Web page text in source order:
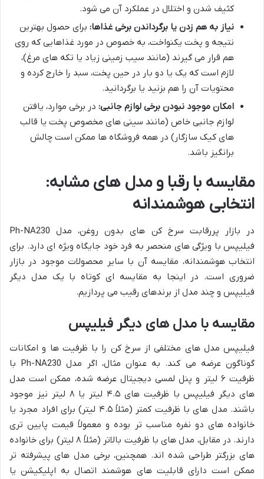
کثیف شدن و اختلال در عملکرد آن می شود.
نیاز به هم زدن یا برگرداندن برخی غذاها: برای حصول بهترین
نتیجه و پخت یکنواخت، به خصوص در مورد غذاهایی که روی
هم قرار می گیرند (مانند سیب زمینی زیاد یا تکه های مرغ)،
لازم است که یک یا دو بار در حین پخت، سبد را خارج کرده و
محتویات آن را هم بزنید یا برگردانید.
امکان موجود نبودن برخی لوازم جانبی: در برخی موارد، یافتن
لوازم جانبی خاص (مانند سینی های مخصوص پخت یا قالب
های کیک سازگار) در همه فروشگاه ها ممکن است چالش
برانگیز باشد.
مقایسه با رقبا و مدل های مشابه:
انتخابی هوشمندانه
در بازار پررقابت سرخ کن های بدون روغن، مدل Ph-NA230
فیلیپس با ویژگی های منحصر به فرد خود جایگاه ویژه ای دارد. برای
انتخاب هوشمندانه، مقایسه آن با سایر محصولات موجود در بازار
ضروری است. در اینجا به مقایسه ای کوتاه با یک مدل دیگر
فیلیپس و چند مدل از برندهای رقیب می پردازیم.
مقایسه با مدل های دیگر فیلیپس
فیلیپس مدل های مختلفی از سرخ کن را با ظرفیت ها و امکانات
گوناگون عرضه می کند. به عنوان مثال، اگر مدل Ph-NA230 با
ظرفیت ۶ لیتر و پنل لمسی دیجیتال عرضه شده، ممکن است مدل
های دیگر فیلیپس با ظرفیت های ۴.۵ لیتر یا ۸ لیتر نیز موجود
باشند. مدل های با ظرفیت کمتر (مثلاً ۴.۵ لیتر) برای افراد مجرد یا
خانواده های دو نفره مناسب تر بوده و معمولاً قیمت پایین تری
دارند. در مقابل، مدل های با ظرفیت بالاتر (مثلاً ۸ لیتر) برای خانواده
های بزرگتر طراحی شده اند. همچنین، برخی مدل های پیشرفته تر
ممکن است دارای قابلیت های هوشمند اتصال به اپلیکیشن یا